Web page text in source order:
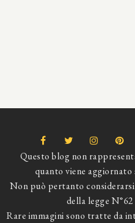
Questo blog non
quanto viene aggiornato
Non può pertanto
della legge
Rare immagini sono tratte da